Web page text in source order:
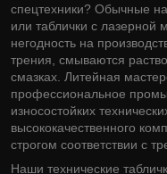
спецтехники? Обычные
или таблички с лазерной
негодность на
трения, смываются
смазках. Литейная
профессиональное
износостойких
высококачественного
строгом соответствии с
Наши технические